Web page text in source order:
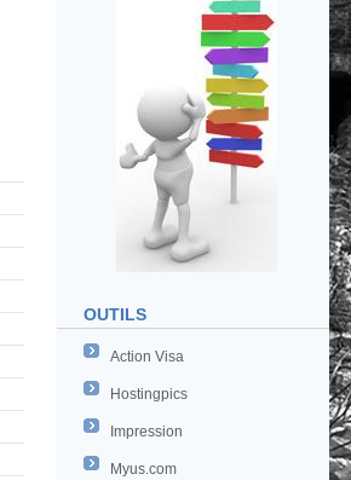
OUTILS
Action Visa
Hostingpics
Impression
Myus.com